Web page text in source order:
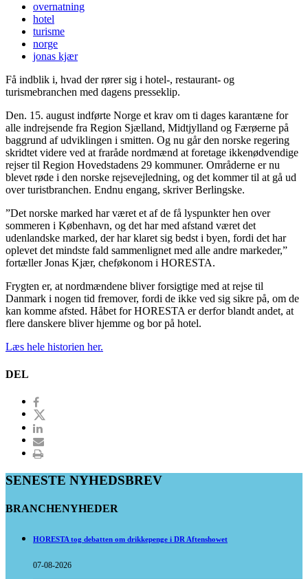
overnatning
hotel
turisme
norge
jonas kjær
Få indblik i, hvad der rører sig i hotel-, restaurant- og
turismebranchen med dagens presseklip.
Den. 15. august indførte Norge et krav om ti dages karantæne for
alle indrejsende fra Region Sjælland, Midtjylland og Færøerne på
baggrund af udviklingen i smitten. Og nu går den norske regering
skridtet videre ved at fraråde nordmænd at foretage ikkenødvendige
rejser til Region Hovedstadens 29 kommuner. Områderne er nu
blevet røde i den norske rejsevejledning, og det kommer til at gå ud
over turistbranchen. Endnu engang, skriver Berlingske.
”Det norske marked har været et af de få lyspunkter hen over
sommeren i København, og det har med afstand været det
udenlandske marked, der har klaret sig bedst i byen, fordi det har
oplevet det mindste fald sammenlignet med alle andre markeder,”
fortæller Jonas Kjær, cheføkonom i HORESTA.
Frygten er, at nordmændene bliver forsigtige med at rejse til
Danmark i nogen tid fremover, fordi de ikke ved sig sikre på, om de
kan komme afsted. Håbet for HORESTA er derfor blandt andet, at
flere danskere bliver hjemme og bor på hotel.
Læs hele historien her.
DEL
SENESTE NYHEDSBREV
BRANCHENYHEDER
HORESTA tog debatten om drikkepenge i DR Aftenshowet
07-08-2026